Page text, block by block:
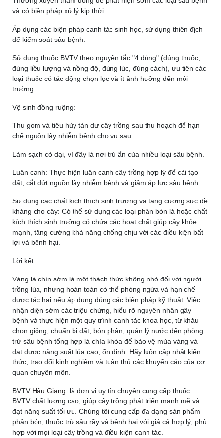
và có biện pháp xử lý kịp thời.
Áp dụng các biện pháp canh tác sinh học, sử dụng thiên địch
để kiểm soát sâu bệnh.
Sử dụng thuốc BVTV theo nguyên tắc "4 đúng" (đúng thuốc,
đúng liều lượng và nồng độ, đúng lúc, đúng cách), ưu tiên các
loại thuốc có tác động chọn lọc và ít ảnh hưởng đến môi
trường.
Vệ sinh đồng ruộng:
Thu gom và tiêu hủy tàn dư cây trồng sau thu hoạch để hạn
chế nguồn lây nhiễm bệnh cho vụ sau.
Làm sạch cỏ dại, vì đây là nơi trú ẩn của nhiều loại sâu bệnh.
Luân canh: Thực hiện luân canh cây trồng hợp lý để cải tạo
đất, cắt đứt nguồn lây nhiễm bệnh và giảm áp lực sâu bệnh.
Sử dụng các chất kích thích sinh trưởng và tăng cường sức đề
kháng cho cây: Có thể sử dụng các loại phân bón lá hoặc chất
kích thích sinh trưởng có chứa các hoạt chất giúp cây khỏe
mạnh, tăng cường khả năng chống chịu với các điều kiện bất
lợi và bệnh hại.
Lời kết
Vàng lá chín sớm là một thách thức không nhỏ đối với người
trồng lúa, nhưng hoàn toàn có thể phòng ngừa và hạn chế
được tác hại nếu áp dụng đúng các biện pháp kỹ thuật. Việc
nhận diện sớm các triệu chứng, hiểu rõ nguyên nhân gây
bệnh và thực hiện một quy trình canh tác khoa học, từ khâu
chọn giống, chuẩn bị đất, bón phân, quản lý nước đến phòng
trừ sâu bệnh tổng hợp là chìa khóa để bảo vệ mùa vàng và
đạt được năng suất lúa cao, ổn định. Hãy luôn cập nhật kiến
thức, trao đổi kinh nghiệm và tuân thủ các khuyến cáo của cơ
quan chuyên môn.
BVTV Hậu Giang là đơn vị uy tín chuyên cung cấp thuốc
BVTV chất lượng cao, giúp cây trồng phát triển mạnh mẽ và
đạt năng suất tối ưu. Chúng tôi cung cấp đa dạng sản phẩm
phân bón, thuốc trừ sâu rầy và bệnh hại với giá cả hợp lý, phù
hợp với mọi loại cây trồng và điều kiện canh tác.